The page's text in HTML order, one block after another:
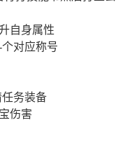
自身属性
对应称号
务装备
伤害